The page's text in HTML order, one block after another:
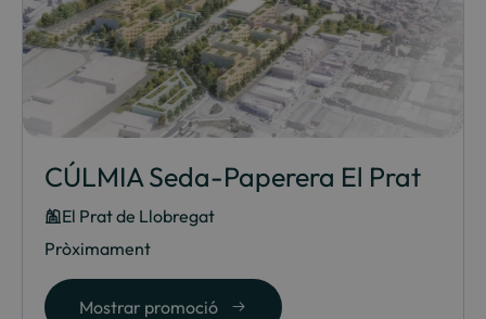
CÚLMIA Seda-Paperera El Prat
El Prat de Llobregat
Pròximament
Mostrar promoció